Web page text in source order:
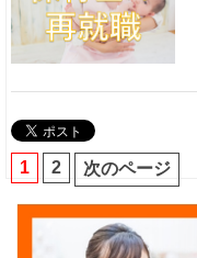
1 2 次のページ